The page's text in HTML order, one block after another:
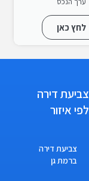
לחץ כאן
צביעת דירה
לפי איזור
צביעת דירה
ברמת גן